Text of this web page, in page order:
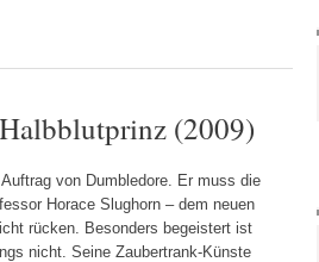
(2009)
von Dumbledore. Er muss die
Horace Slughorn – dem neuen
rücken. Besonders begeistert ist
nicht. Seine Zaubertrank-Künste